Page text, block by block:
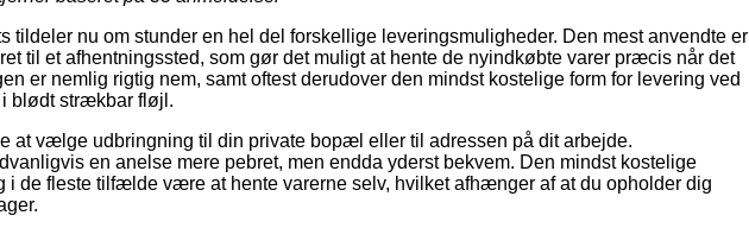
tildeler nu om stunder en hel del forskellige leveringsmuligheder. Den mest anvendte er
til et afhentningssted, som gør det muligt at hente de nyindkøbte varer præcis når det
er nemlig rigtig nem, samt oftest derudover den mindst kostelige form for levering ved
blødt strækbar fløjl.
at vælge udbringning til din private bopæl eller til adressen på dit arbejde.
en anelse mere pebret, men endda yderst bekvem. Den mindst kostelige
i de fleste tilfælde være at hente varerne selv, hvilket afhænger af at du opholder dig